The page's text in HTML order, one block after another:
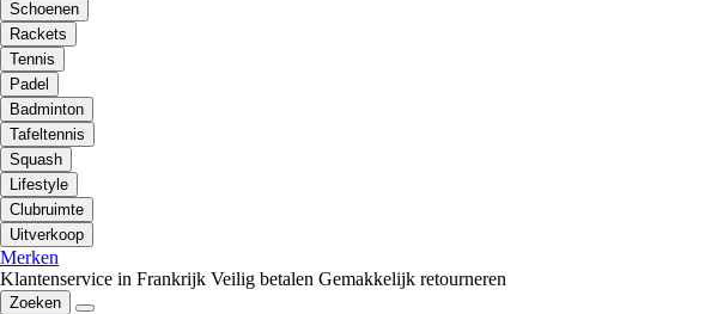
Schoenen
Rackets
Tennis
Padel
Badminton
Tafeltennis
Squash
Lifestyle
Clubruimte
Uitverkoop
Merken
Klantenservice in Frankrijk Veilig betalen Gemakkelijk retourneren
Zoeken